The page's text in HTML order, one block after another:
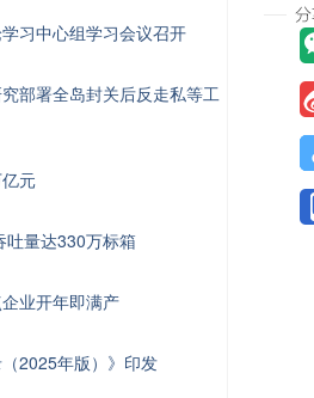
习中心组学习会议召开
部署全岛封关后反走私等工
元
吐量达330万标箱
业开年即满产
（2025年版）》印发